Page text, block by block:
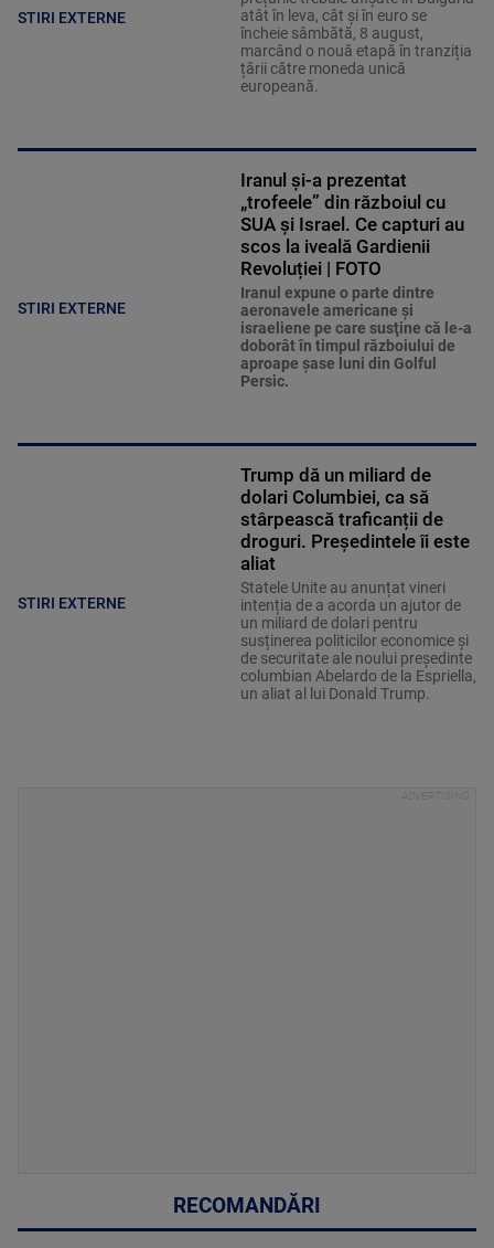
STIRI EXTERNE
atât în leva, cât și în euro se
încheie sâmbătă, 8 august,
marcând o nouă etapă în tranziția
țării către moneda unică
europeană.
STIRI EXTERNE
Iranul și-a prezentat
„trofeele” din războiul cu
SUA și Israel. Ce capturi au
scos la iveală Gardienii
Revoluției | FOTO
Iranul expune o parte dintre
aeronavele americane şi
israeliene pe care susţine că le-a
doborât în timpul războiului de
aproape şase luni din Golful
Persic.
STIRI EXTERNE
Trump dă un miliard de
dolari Columbiei, ca să
stârpească traficanții de
droguri. Președintele îi este
aliat
Statele Unite au anunțat vineri
intenția de a acorda un ajutor de
un miliard de dolari pentru
susținerea politicilor economice și
de securitate ale noului președinte
columbian Abelardo de la Espriella,
un aliat al lui Donald Trump.
RECOMANDĂRI